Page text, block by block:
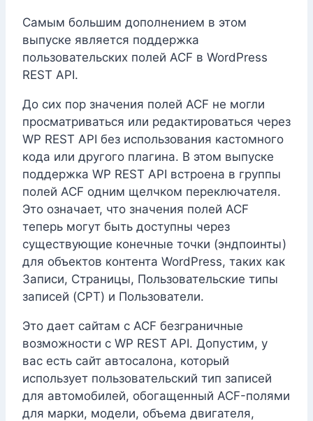
Самым большим дополнением в этом
выпуске является поддержка
пользовательских полей ACF в WordPress
REST API.
До сих пор значения полей ACF не могли
просматриваться или редактироваться через
WP REST API без использования кастомного
кода или другого плагина. В этом выпуске
поддержка WP REST API встроена в группы
полей ACF одним щелчком переключателя.
Это означает, что значения полей ACF
теперь могут быть доступны через
существующие конечные точки (эндпоинты)
для объектов контента WordPress, таких как
Записи, Страницы, Пользовательские типы
записей (CPT) и Пользователи.
Это дает сайтам с ACF безграничные
возможности с WP REST API. Допустим, у
вас есть сайт автосалона, который
использует пользовательский тип записей
для автомобилей, обогащенный ACF-полями
для марки, модели, объема двигателя,